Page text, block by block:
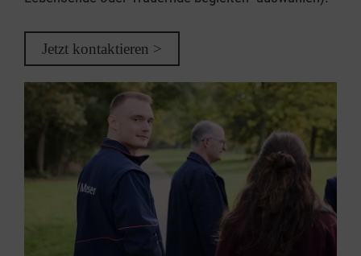
Jetzt kontaktieren >